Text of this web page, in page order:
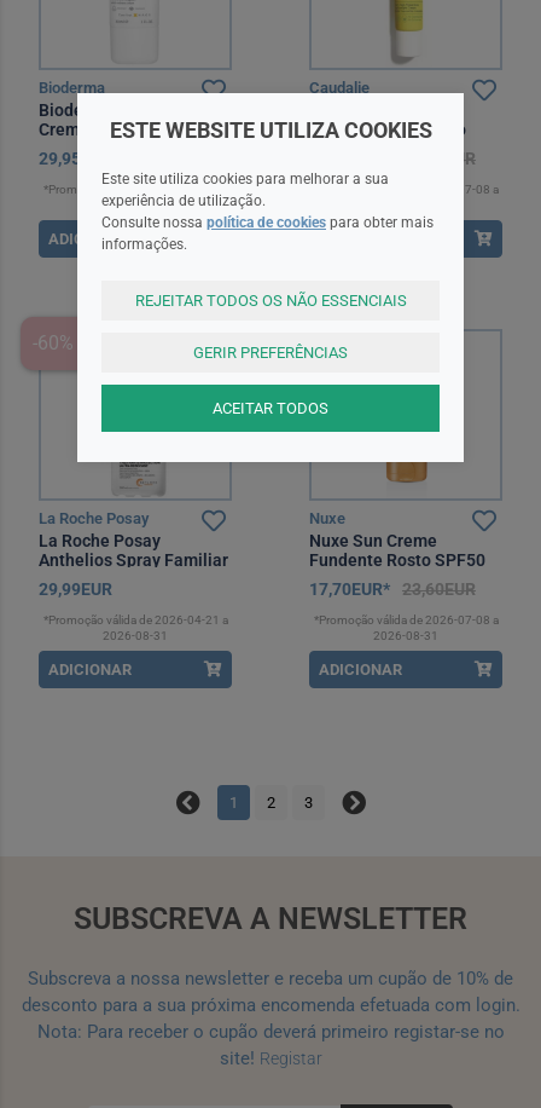
Bioderma
Bioderma Photoderm AR
Creme SPF50+ 30 ml
29,95EUR
*Promoção válida de 2026-04-21 a
2026-08-31
ADICIONAR
Caudalie
Protect Fluido Rosto
18,70EUR
*Promoção válida de 2026-07-08 a
-60% na 2ª unidade
La Roche Posay
La Roche Posay
Anthelios Spray Familiar
SPF50+ 300 ml
29,99EUR
*Promoção válida de 2026-04-21 a
2026-08-31
ADICIONAR
-25%
Nuxe
Nuxe Sun Creme
Fundente Rosto SPF50
50 ml
17,70EUR* 23,60EUR
*Promoção válida de 2026-07-08 a
2026-08-31
ADICIONAR
1 2 3
SUBSCREVA A NEWSLETTER
Subscreva a nossa newsletter e receba um cupão de 10% de
desconto para a sua próxima encomenda efetuada com login.
Nota: Para receber o cupão deverá primeiro registar-se no
site! Registar
ESTE WEBSITE UTILIZA COOKIES
Este site utiliza cookies para melhorar a sua
experiência de utilização.
Consulte nossa política de cookies para obter mais
informações.
REJEITAR TODOS OS NÃO ESSENCIAIS
GERIR PREFERÊNCIAS
ACEITAR TODOS